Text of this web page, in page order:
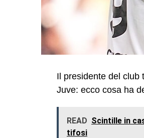
Il presidente del club
Juve: ecco cosa ha
READ Scintille in
tifosi